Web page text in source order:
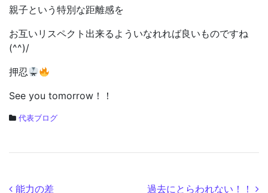
親子という特別な距離感を
お互いリスペクト出来るよういなれれば良いものですね
(^^)/
押忍
See you tomorrow！！
代表ブログ
能力の差 過去にとらわれない！！